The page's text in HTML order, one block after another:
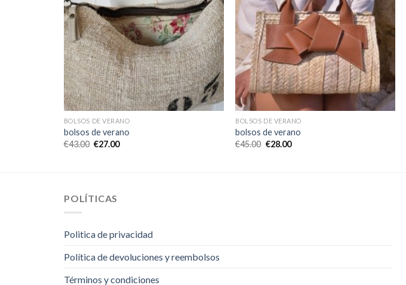
BOLSOS DE VERANO
bolsos de verano
€43.00 €27.00
BOLSOS DE VERANO
bolsos de verano
€45.00 €28.00
POLÍTICAS
Politica de privacidad
Política de devoluciones y reembolsos
Términos y condiciones